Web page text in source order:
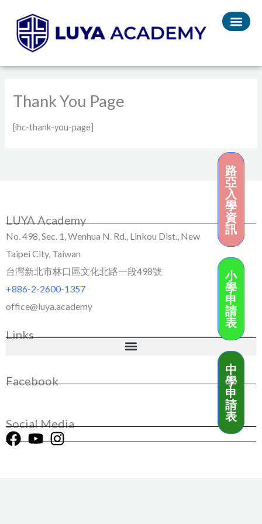
content
Thank You Page
[ihc-thank-you-page]
LUYA Academy
No. 498, Sec. 1, Wenhua N. Rd., Linkou Dist., New
Taipei City, Taiwan
台灣新北市林口區文化北路一段498號
+886-2-2600-1357
office@luya.academy
Links
Facebook
Social Media
小
學
申
請
表
中
學
申
請
表
路
亞
入
學
資
訊